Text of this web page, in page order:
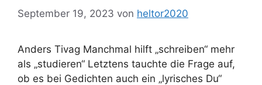
September 19, 2023 von heltor2020
Anders Tivag Manchmal hilft „schreiben“ mehr
als „studieren“ Letztens tauchte die Frage auf,
ob es bei Gedichten auch ein „lyrisches Du“